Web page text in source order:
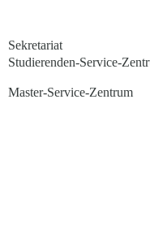
Sekretariat
Studierenden-Service-
Master-Service-Zentrum